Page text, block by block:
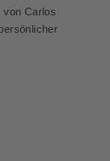
von Carlos